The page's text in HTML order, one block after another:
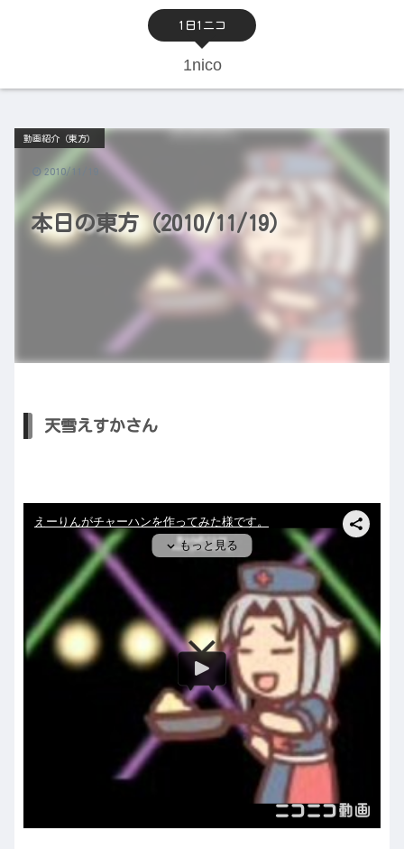
1日1ニコ
1nico
本日の東方（2010/11/19）
動画紹介（東方）
2010/11/19
天雪えすかさん